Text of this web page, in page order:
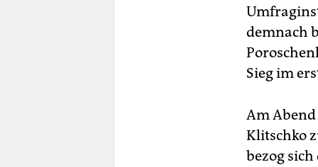
demnach
Sieg im
Am
Klitschko
bezog